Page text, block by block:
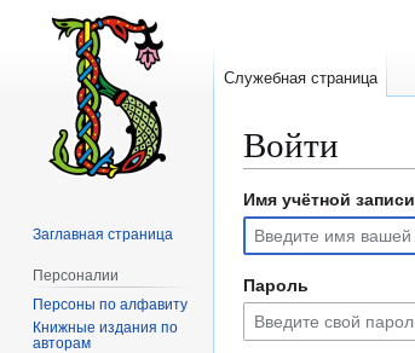
Войти
Перейти
навигации
Перейти
поиску
Имя учётной записи
Пароль
Служебная страница
Заглавная страница
Персоналии
Персоны по алфавиту
Книжные издания по
авторам